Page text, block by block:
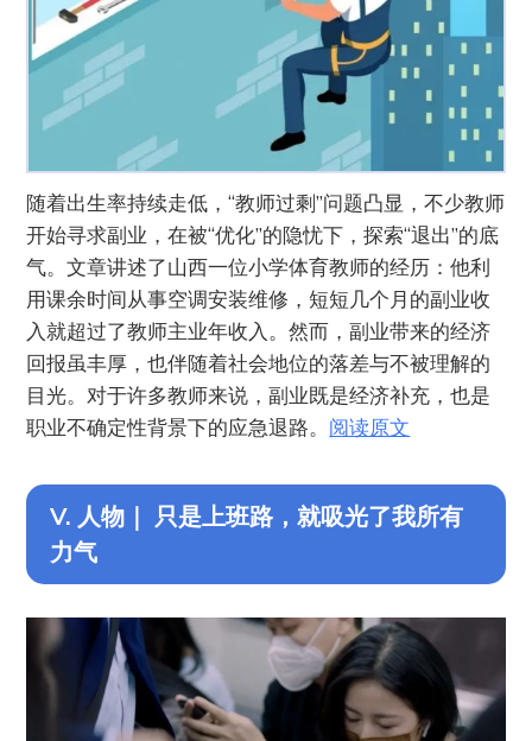
随着出生率持续走低，“教师过剩”问题凸显，不少教师
开始寻求副业，在被“优化”的隐忧下，探索“退出”的底
气。文章讲述了山西一位小学体育教师的经历：他利
用课余时间从事空调安装维修，短短几个月的副业收
入就超过了教师主业年收入。然而，副业带来的经济
回报虽丰厚，也伴随着社会地位的落差与不被理解的
目光。对于许多教师来说，副业既是经济补充，也是
职业不确定性背景下的应急退路。 阅读原文
V. 人物｜ 只是上班路，就吸光了我所有
力气